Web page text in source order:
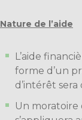
Nature de l’aide
L’aide
forme d’un
d’intérêt sera
Un moratoire